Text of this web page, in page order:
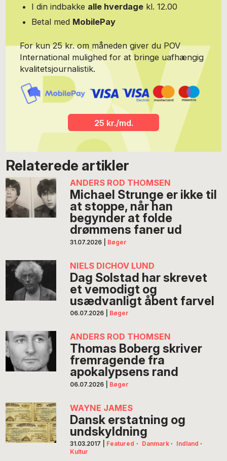
I din indbakke alle hverdage kl. 12.00
Betal med MobilePay
For kun 25 kr. om måneden giver du POV
International mulighed for at bringe uafhængig
kvalitetsjournalistik.
25 kr./md.
Relaterede artikler
ANDERS ROD THOMSEN
Michael Strunge er ikke til
at stoppe, når han
begynder at folde
drømmens faner ud
31.07.2026 Bøger
NIELS DICHOV LUND
Dag Solstad har skrevet
et vemodigt og
usædvanligt åbent farvel
06.07.2026 Bøger
ANDERS ROD THOMSEN
Thomas Boberg skriver
fremragende fra
apokalypsens rand
06.07.2026 Bøger
WAYNE JAMES
Dansk erstatning og
undskyldning
31.03.2017 Featured · Danmark · Indland ·
Kultur